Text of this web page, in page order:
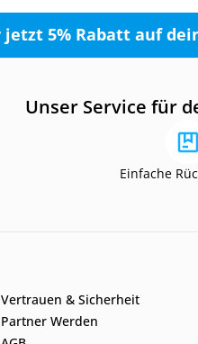
jetzt 5% Rabatt auf
Unser Service für
Einfache
Vertrauen & Sicherheit
Partner Werden